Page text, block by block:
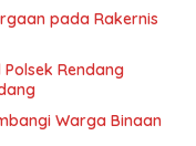
pada Rakernis
Rendang
Warga Binaan